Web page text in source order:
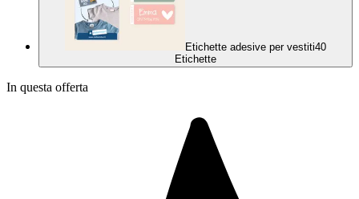
Etichette adesive per vestiti40
Etichette
In questa offerta